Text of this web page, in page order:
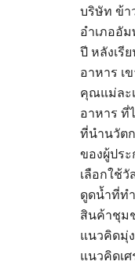
บริษัท ข้า
อำเภออั
ปี หลังเรี
อาหาร เ
คุณแม่ละ
อาหาร ที่
ที่นำนวัต
ของผู้ปร
เลือกใช้
ดูดน้ำที่ท
สินค้าชุม
แนวคิดมุ่
แนวคิดเศ